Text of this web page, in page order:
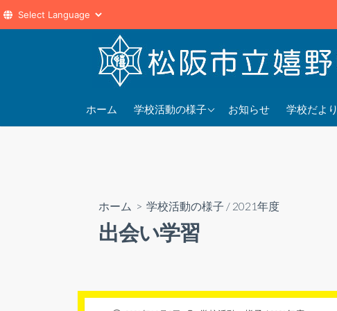
へ
ホーム 学校活動の様子
2025年度
お知らせ 学校だより
2025年度
ホーム > 学校活動の様子 / 2021年度
出会い学習